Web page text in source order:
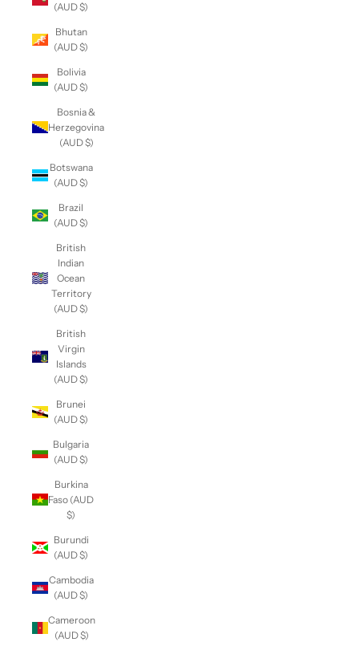
(AUD $)
Bhutan
(AUD $)
Bolivia
(AUD $)
Bosnia &
Herzegovina
(AUD $)
Botswana
(AUD $)
Brazil
(AUD $)
British
Indian
Ocean
Territory
(AUD $)
British
Virgin
Islands
(AUD $)
Brunei
(AUD $)
Bulgaria
(AUD $)
Burkina
Faso (AUD
$)
Burundi
(AUD $)
Cambodia
(AUD $)
Cameroon
(AUD $)